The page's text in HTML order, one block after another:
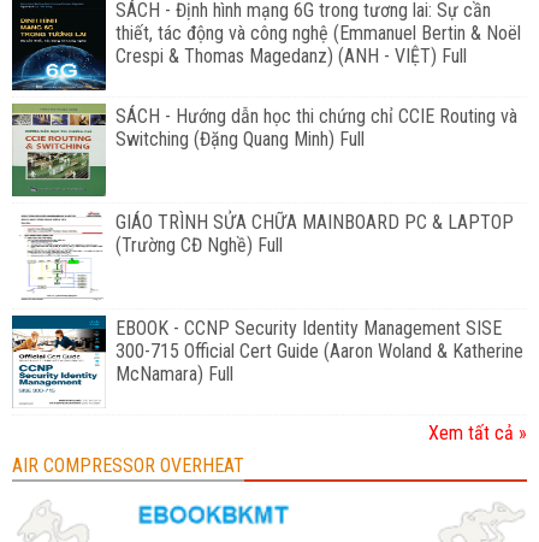
SÁCH - Định hình mạng 6G trong tương lai: Sự cần
thiết, tác động và công nghệ (Emmanuel Bertin & Noël
Crespi & Thomas Magedanz) (ANH - VIỆT) Full
SÁCH - Hướng dẫn học thi chứng chỉ CCIE Routing và
Switching (Đặng Quang Minh) Full
GIÁO TRÌNH SỬA CHỮA MAINBOARD PC & LAPTOP
(Trường CĐ Nghề) Full
EBOOK - CCNP Security Identity Management SISE
300-715 Official Cert Guide (Aaron Woland & Katherine
McNamara) Full
Xem tất cả »
AIR COMPRESSOR OVERHEAT